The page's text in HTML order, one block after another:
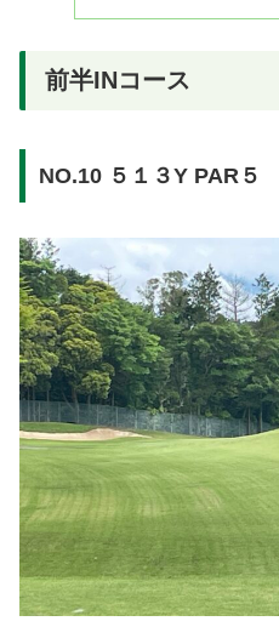
前半INコース
NO.10 ５１３Y PAR５